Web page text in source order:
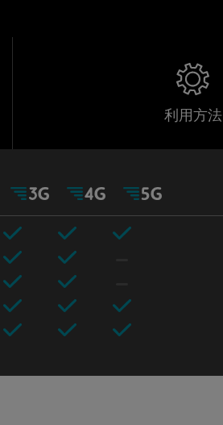
利用方法